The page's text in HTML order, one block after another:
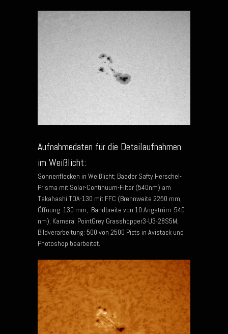
Aufnahmedaten für die Detailaufnahmen
im Weißlicht:
Sonnenflecken in Weißlicht; Baader Safty Herschel-
Prisma mit Solar-Continuum-Filter (540nm) am
Takahashi TOA-130 mit FFC (Brennweite 2250 mm,
Öffnung: 130 mm, Bandbreite von 10 Angström 540
nm); Kamera: PointGrey Grasshopper3-U3-28S5M;
Bildverarbeitung: 500 von 2500 Picts in Avistack und
Photoshop bearbeitet.